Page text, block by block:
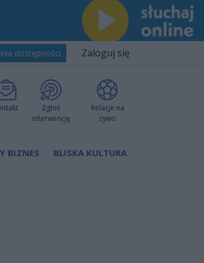
dostępności Zaloguj się
Zgłoś
interwencję
Relacje na
żywo
BIZNES BLISKA KULTURA